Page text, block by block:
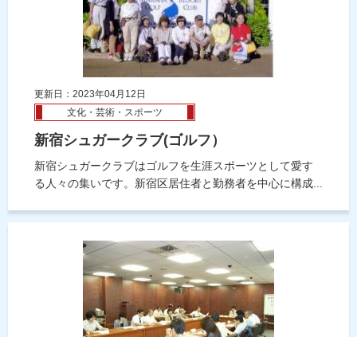
更新日：2023年04月12日
文化・芸術・スポーツ
新宿シュガークラブ(ゴルフ）
新宿シュガークラブはゴルフを生涯スポーツとして愛す
る人々の集いです。新宿区居住者と勤務者を中心に構成...